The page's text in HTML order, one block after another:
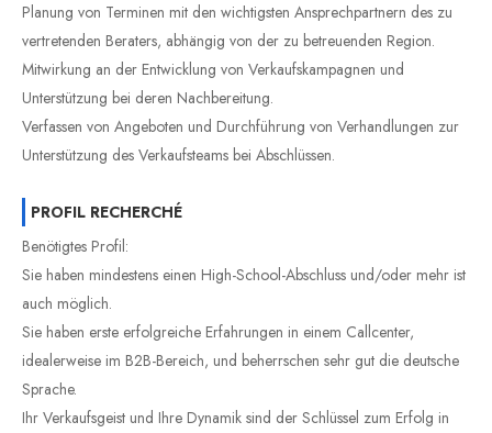
Planung von Terminen mit den wichtigsten Ansprechpartnern des zu
vertretenden Beraters, abhängig von der zu betreuenden Region.
Mitwirkung an der Entwicklung von Verkaufskampagnen und
Unterstützung bei deren Nachbereitung.
Verfassen von Angeboten und Durchführung von Verhandlungen zur
Unterstützung des Verkaufsteams bei Abschlüssen.
PROFIL RECHERCHÉ
Benötigtes Profil:
Sie haben mindestens einen High-School-Abschluss und/oder mehr ist
auch möglich.
Sie haben erste erfolgreiche Erfahrungen in einem Callcenter,
idealerweise im B2B-Bereich, und beherrschen sehr gut die deutsche
Sprache.
Ihr Verkaufsgeist und Ihre Dynamik sind der Schlüssel zum Erfolg in